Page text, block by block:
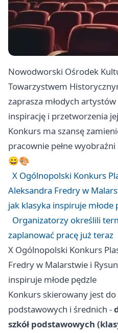
Nowodworski Ośrodek
Towarzystwem
zaprasza młodych
inspirację i przetworzenia
Konkurs ma szansę
pracownie pełne
😄🎨
X Ogólnopolski Konkurs
Aleksandra Fredry w
jak klasyka inspiruje młode
Organizatorzy określili
zaplanować pracę już teraz
X Ogólnopolski Konkurs
Fredry w Malarstwie i
inspiruje młode pędzle
Konkurs skierowany jest do
podstawowych i średnich -
szkół podstawowych